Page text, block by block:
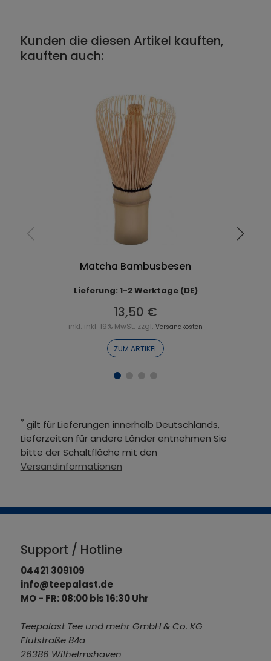
Kunden die diesen Artikel kauften,
kauften auch:
Matcha Bambusbesen
Lieferung: 1-2 Werktage (DE)
13,50 €
inkl. inkl. 19% MwSt. zzgl.Versandkosten
ZUM ARTIKEL
* gilt für Lieferungen innerhalb Deutschlands,
Lieferzeiten für andere Länder entnehmen Sie
bitte der Schaltfläche mit den
Versandinformationen
Support / Hotline
04421 309109
info@teepalast.de
MO - FR: 08:00 bis 16:30 Uhr
Teepalast Tee und mehr GmbH & Co. KG
Flutstraße 84a
26386 Wilhelmshaven